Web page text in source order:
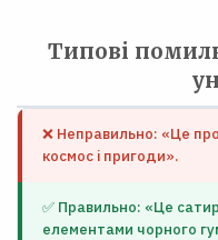
Типові
❌ Неправильно: «Це
космос і пригоди».
✅ Правильно: «Це
елементами чорного